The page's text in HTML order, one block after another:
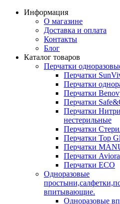
Информация
О магазине
Доставка и оплата
Контакты
Блог
Каталог товаров
Перчатки
Перчатки
Перчатки
Перчатки
Перчатки
Перчатки
нестерильные
Перчатки
Перчатки Top
Перчатки
Перчатки Aviora
Перчатки ECO
Одноразовые
впитывающие.
Одноразовые